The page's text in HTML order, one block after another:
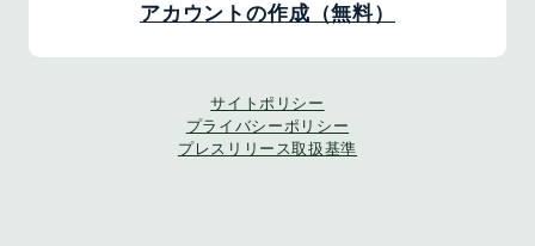
アカウントの作成（無料）
サイトポリシー
プライバシーポリシー
プレスリリース取扱基準